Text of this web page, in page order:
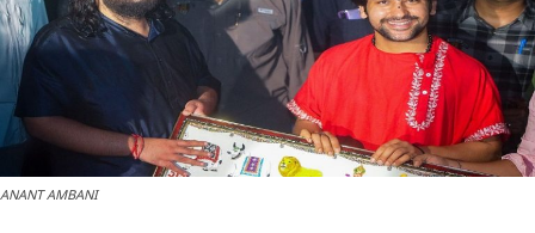
ANANT AMBANI